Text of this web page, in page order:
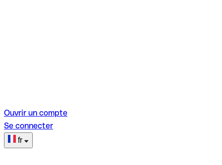
Ouvrir un compte
Se connecter
fr